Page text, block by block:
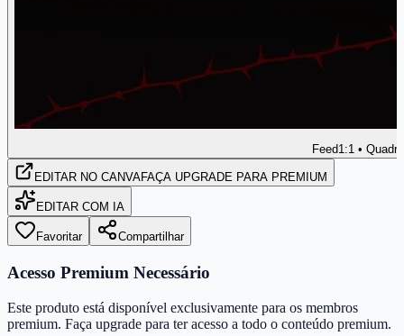
Feed1:1 •
EDITAR NO CANVAFAÇA UPGRADE PARA PREMIUM
EDITAR COM IA
Favoritar Compartilhar
Acesso Premium Necessário
Este produto está disponível exclusivamente para os membros
premium. Faça upgrade para ter acesso a todo o conteúdo premium.